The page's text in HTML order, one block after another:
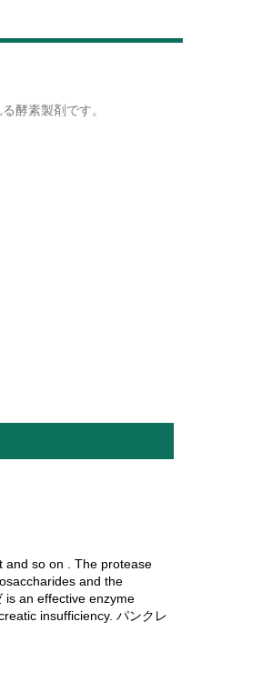
酵素製剤です。
and so on . The protease
and the
is an effective enzyme
insufficiency. パンクレ